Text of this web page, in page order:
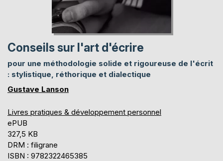
Conseils sur l'art d'écrire
pour une méthodologie solide et rigoureuse de l'écrit
: stylistique, réthorique et dialectique
Gustave Lanson
Livres pratiques & développement personnel
ePUB
327,5 KB
DRM : filigrane
ISBN : 9782322465385